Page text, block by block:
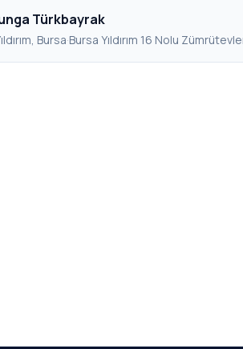
Türkbayrak
Bursa·Bursa Yıldırım 16 Nolu